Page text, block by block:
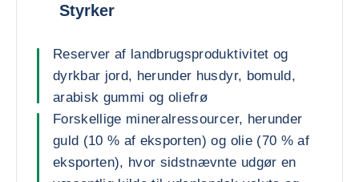
Styrker
Reserver af landbrugsproduktivitet og
dyrkbar jord, herunder husdyr, bomuld,
arabisk gummi og oliefrø
Forskellige mineralressourcer, herunder
guld (10 % af eksporten) og olie (70 % af
eksporten), hvor sidstnævnte udgør en